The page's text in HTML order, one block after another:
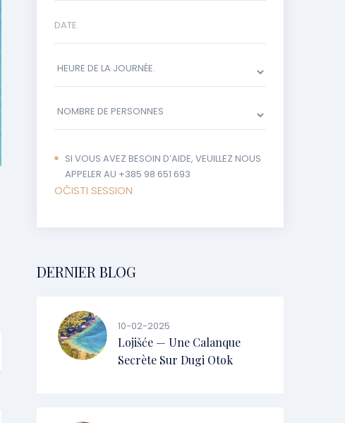
SI VOUS AVEZ BESOIN D’AIDE, VEUILLEZ NOUS
APPELER AU +385 98 651 693
OČISTI SESSION
DERNIER BLOG
10-02-2025
Lojišće — Une Calanque
Secrète Sur Dugi Otok